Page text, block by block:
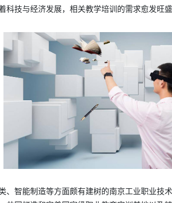
科技与经济发展，相关教学培训的需求愈发旺
、智能制造等方面颇有建树的南京工业职业技